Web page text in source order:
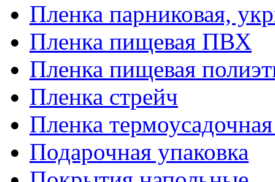
Пленка парниковая,
Пленка пищевая ПВХ
Пленка пищевая
Пленка стрейч
Пленка
Подарочная упаковка